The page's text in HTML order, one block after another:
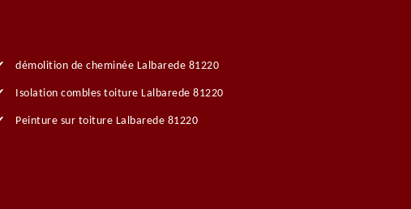
démolition de cheminée Lalbarede 81220
Isolation combles toiture Lalbarede 81220
Peinture sur toiture Lalbarede 81220